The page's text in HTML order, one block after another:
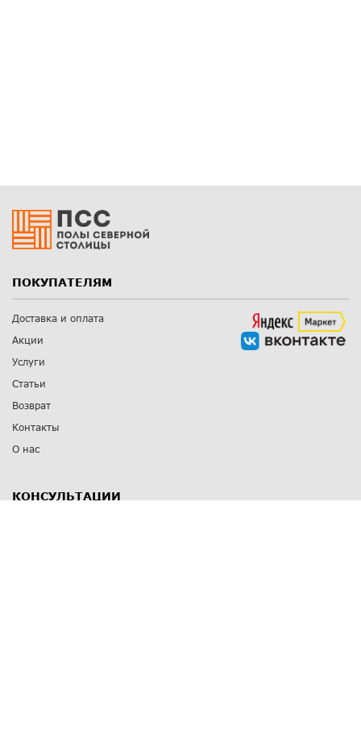
ПОКУПАТЕЛЯМ
Доставка и оплата
Акции
Услуги
Статьи
Возврат
Контакты
О нас
КОНСУЛЬТАЦИИ